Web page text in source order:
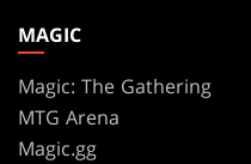
MAGIC
Magic: The Gathering
MTG Arena
Magic.gg